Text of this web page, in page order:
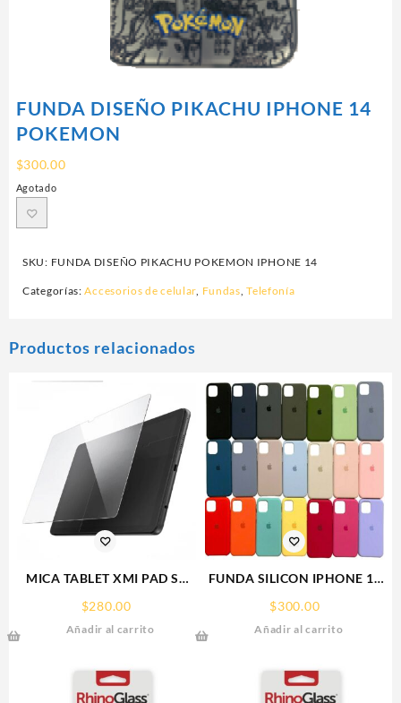
FUNDA DISEÑO PIKACHU IPHONE 14
POKEMON
$300.00
Agotado
SKU: FUNDA DISEÑO PIKACHU POKEMON IPHONE 14
Categorías:Accesorios de celular, Fundas,Telefonía
Productos relacionados
MICA TABLET XMI PAD SE
PROTECTOR RHINOGLASS
$280.00
Añadir al carrito
FUNDA SILICON IPHONE 13
$300.00
Añadir al carrito